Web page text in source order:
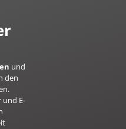
und
den
E-